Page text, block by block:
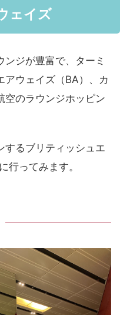
ェイズ
ジが豊富で、ターミ
アウェイズ（BA）、カ
空のラウンジホッピン
するブリティッシュエ
行ってみます。